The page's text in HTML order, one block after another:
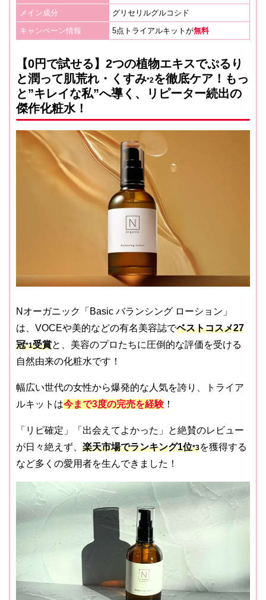
メイン成分
グリセリルグルコシド
キャンペーン情報
5点トライアルキットが無料
【0円で試せる】2つの植物エキスでぷるり
と潤って肌荒れ・くすみ*2を徹底ケア！もっ
と”キレイな私”へ導く、リピーター続出の
傑作化粧水！
Nオーガニック「Basic バランシング ローション」
は、VOCEや美的などの有名美容誌でベストコスメ27
冠*1受賞と、美容のプロたちに圧倒的な評価を受ける
自然由来の化粧水です！
幅広い世代の女性から爆発的な人気を誇り、トライア
ルキットは今まで3度の完売を経験！
「リピ確定」「出会えてよかった」と絶賛のレビュー
が日々絶えず、 楽天市場でランキング1位*3を獲得する
など多くの愛用者を生んできました！